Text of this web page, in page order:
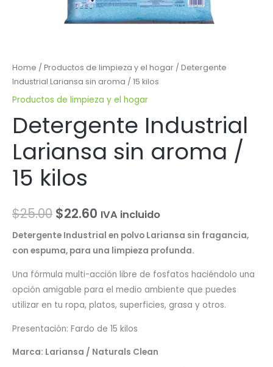
Home / Productos de limpieza y el hogar / Detergente
Industrial Lariansa sin aroma / 15 kilos
Productos de limpieza y el hogar
Detergente Industrial
Lariansa sin aroma /
15 kilos
$25.00 $22.60 IVA incluido
Detergente Industrial en polvo Lariansa sin fragancia,
con espuma, para una limpieza profunda.
Una fórmula multi-acción libre de fosfatos haciéndolo una
opción amigable para el medio ambiente que puedes
utilizar en tu ropa, platos, superficies, grasa y otros.
Presentación: Fardo de 15 kilos
Marca: Lariansa / Naturals Clean